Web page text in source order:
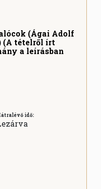
(Ágai Adolf
(A tételről írt
a leírásban
idő: